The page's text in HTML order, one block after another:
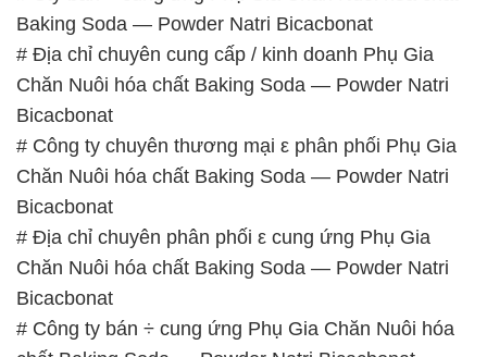
# Công ty chuyên thương mại ε phân phối Phụ Gia
Chăn Nuôi hóa chất Baking Soda — Powder Natri
Bicacbonat
# Địa chỉ chuyên phân phối ε cung ứng Phụ Gia
Chăn Nuôi hóa chất Baking Soda — Powder Natri
Bicacbonat
# Công ty bán ÷ cung ứng Phụ Gia Chăn Nuôi hóa
chất Baking Soda — Powder Natri Bicacbonat
📞PHÒNG KINH DOANH – CÔNG TY HÓA CHẤT
ĐẮC TRƯỜNG PHÁT🌐